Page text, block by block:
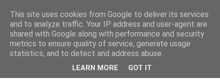
Biblio@rti in
Il Blog della Biblioteca di Area delle arti per condividere
informazioni iniziative incontri
This site uses cookies from Google to deliver its services
and to analyze traffic. Your IP address and user-agent are
shared with Google along with performance and security
metrics to ensure quality of service, generate usage
statistics, and to detect and address abuse.
LEARN MORE GOT IT